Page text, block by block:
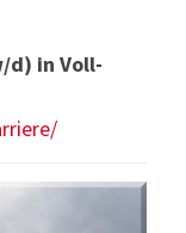
d) in Voll-